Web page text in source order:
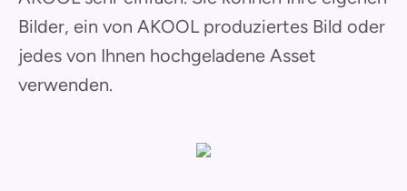
Bilder, ein von AKOOL produziertes Bild oder
jedes von Ihnen hochgeladene Asset
verwenden.